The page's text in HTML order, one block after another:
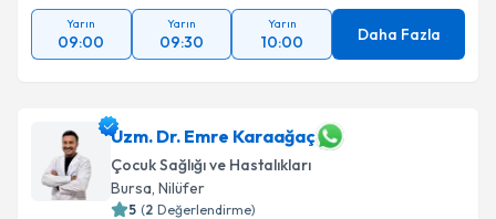
Yarın
09:00
Yarın
09:30
Yarın
10:00 Daha Fazla
Uzm. Dr. Emre Karaağaç
Çocuk Sağlığı ve Hastalıkları
Bursa, Nilüfer
5 (2 Değerlendirme)